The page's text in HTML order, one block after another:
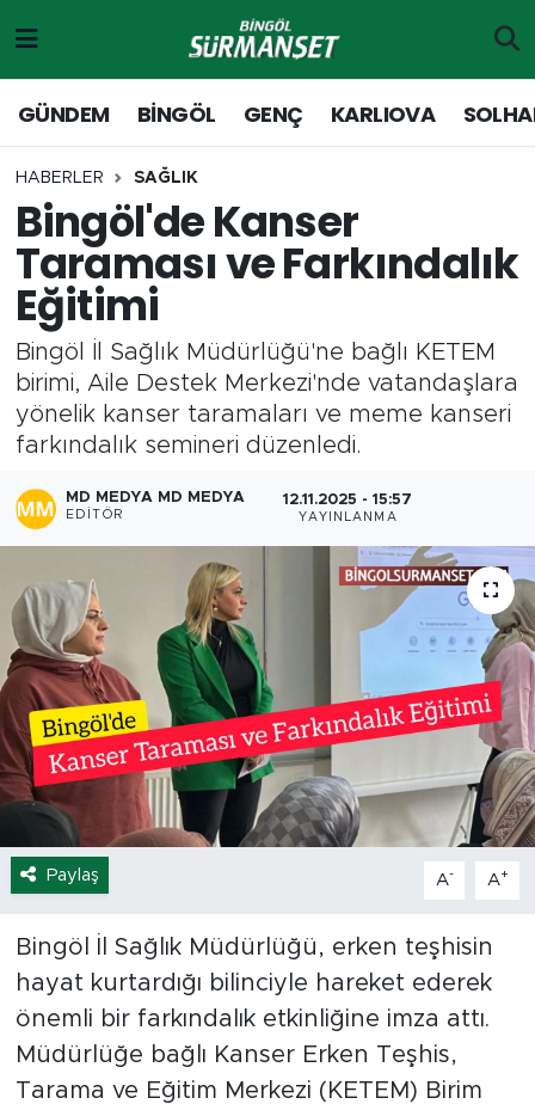
GÜNDEM BİNGÖL GENÇ KARLIOVA
HABERLER SAĞLIK
Bingöl'de Kanser
Taraması ve Farkındalık
Eğitimi
Bingöl İl Sağlık Müdürlüğü'ne bağlı KETEM
birimi, Aile Destek Merkezi'nde vatandaşlara
yönelik kanser taramaları ve meme kanseri
farkındalık semineri düzenledi.
MD MEDYA MD MEDYA
EDITÖR
12.11.2025 - 15:57
YAYINLANMA
Paylaş A- A+
Bingöl İl Sağlık Müdürlüğü, erken teşhisin
hayat kurtardığı bilinciyle hareket ederek
önemli bir farkındalık etkinliğine imza attı.
Müdürlüğe bağlı Kanser Erken Teşhis,
Tarama ve Eğitim Merkezi (KETEM) Birim
Genç
Solhan
Karlıova
Adaklı-Kiğı
Yayladere-Yedisu
MD Prestij Dergisi
Siyaset
Spor
Yaşam
Sağlık
Eğitim
Ekonomi
Hava Durumu
Tavz Der
Bingöl Kaza Haberleri
Merkez Hava Durumu
Merkez Trafik Yoğunluk Haritası
Süper Lig Puan Durumu ve Fikstür
Tüm Manşetler
Son Dakika Haberleri
Haber Arşivi